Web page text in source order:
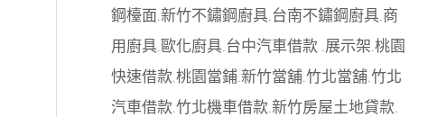
鋼檯面 新竹不鏽鋼廚具. 台南不鏽鋼廚具. 商
用廚具. 歐化廚具. 台中汽車借款 展示架 桃園
快速借款 桃園當鋪. 新竹當舖. 竹北當舖. 竹北
汽車借款 竹北機車借款 新竹房屋土地貸款